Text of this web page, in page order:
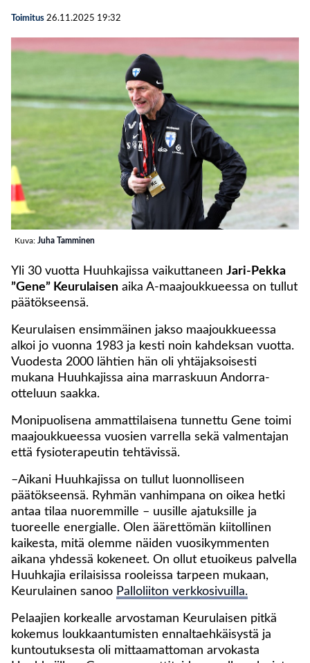
Toimitus 26.11.2025 19:32
Kuva: Juha Tamminen
Yli 30 vuotta Huuhkajissa vaikuttaneen Jari-Pekka
”Gene” Keurulaisen aika A-maajoukkueessa on tullut
päätökseensä.
Keurulaisen ensimmäinen jakso maajoukkueessa
alkoi jo vuonna 1983 ja kesti noin kahdeksan vuotta.
Vuodesta 2000 lähtien hän oli yhtäjaksoisesti
mukana Huuhkajissa aina marraskuun Andorra-
otteluun saakka.
Monipuolisena ammattilaisena tunnettu Gene toimi
maajoukkueessa vuosien varrella sekä valmentajan
että fysioterapeutin tehtävissä.
–Aikani Huuhkajissa on tullut luonnolliseen
päätökseensä. Ryhmän vanhimpana on oikea hetki
antaa tilaa nuoremmille – uusille ajatuksille ja
tuoreelle energialle. Olen äärettömän kiitollinen
kaikesta, mitä olemme näiden vuosikymmenten
aikana yhdessä kokeneet. On ollut etuoikeus palvella
Huuhkajia erilaisissa rooleissa tarpeen mukaan,
Keurulainen sanoo Palloliiton verkkosivuilla.
Pelaajien korkealle arvostaman Keurulaisen pitkä
kokemus loukkaantumisten ennaltaehkäisystä ja
kuntoutuksesta oli mittaamattoman arvokasta